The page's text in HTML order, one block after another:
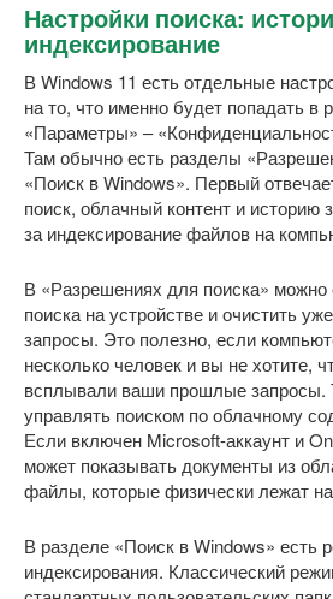
Настройки поиска:
индексирование
В Windows 11 есть отдельные
на то, что именно будет попадать в
«Параметры» –
Там обычно есть разделы
«Поиск в Windows». Первый
поиск, облачный контент и историю
за индексирование файлов на
В «Разрешениях для поиска» можно
поиска на устройстве и очистить
запросы. Это полезно, если
несколько человек и вы не хотите,
всплывали ваши прошлые
управлять поиском по облачному
Если включен Microsoft-аккаунт и
может показывать документы из
файлы, которые физически лежат
В разделе «Поиск в Windows» есть
индексирования. Классический